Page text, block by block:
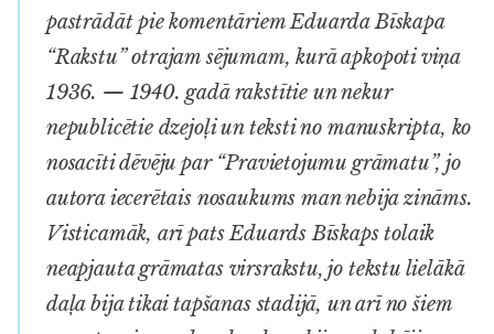
pastrādāt pie komentāriem Eduarda Bīskapa
“Rakstu” otrajam sējumam, kurā apkopoti viņa
1936. — 1940. gadā rakstītie un nekur
nepublicētie dzejoļi un teksti no manuskripta, ko
nosacīti dēvēju par “Pravietojumu grāmatu”, jo
autora iecerētais nosaukums man nebija zināms.
Visticamāk, arī pats Eduards Bīskaps tolaik
neapjauta grāmatas virsrakstu, jo tekstu lielākā
daļa bija tikai tapšanas stadijā, un arī no šiem